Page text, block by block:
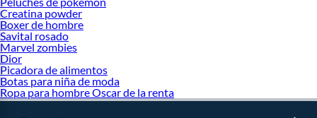
Creatina powder
Boxer de hombre
Savital rosado
Marvel zombies
Dior
Picadora de alimentos
Botas para niña de moda
Ropa para hombre Oscar de la renta